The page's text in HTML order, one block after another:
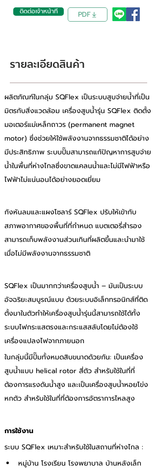
ติดต่อเจ้าหน้าที่ PDF
รายละเอียดสินค้า
ผลิตภัณฑ์ในกลุ่ม SQFlex เป็นระบบสูบจ่ายน้ำที่เป็น
มิตรกับสิ่งแวดล้อม เครื่องสูบน้ำรุ่น SQFlex ติดตั้ง
มอเตอร์แม่เหล็กถาวร (permanent magnet
motor) ซึ่งช่วยให้ใช้พลังงานจากธรรมชาติได้อย่าง
มีประสิทธิภาพ ระบบปั๊มสามารถแก้ปัญหาการสูบจ่าย
น้ำในพื้นที่ห่างไกลซึ่งขาดแคลนน้ำและไม่มีไฟฟ้าหรือ
ไฟฟ้าไม่แน่นอนได้อย่างยอดเยี่ยม
กังหันลมและแผงโซลาร์ SQFlex ปรับให้เข้ากับ
สภาพอากาศของพื้นที่ที่กำหนด แบตเตอรี่สำรอง
สามารถเก็บพลังงานส่วนเกินที่ผลิตขึ้นและนำมาใช้
เมื่อไม่มีพลังงานจากธรรมชาติ
SQFlex เป็นมากกว่าเครื่องสูบน้ำ – มันเป็นระบบ
อัจฉริยะสมบูรณ์แบบ ด้วยระบบอิเล็กทรอนิกส์ที่ติด
ตั้งมาในตัวทำให้เครื่องสูบน้ำรุ่นนี้สามารถใช้ได้ทั้ง
ระบบไฟกระแสตรงและกระแสสลับโดยไม่ต้องใช้
เครื่องแปลงไฟจากภายนอก
ในกลุ่มนี้มีปั๊มทั้งหมดสิบขนาดด้วยกัน: เป็นเครื่อง
สูบน้ำแบบ helical rotor สี่ตัว สำหรับใช้ในที่ที่
ต้องการแรงดันน้ำสูง และเป็นเครื่องสูบน้ำหอยโข่ง
หกตัว สำหรับใช้ในที่ที่ต้องการอัตราการไหลสูง
การใช้งาน
ระบบ SQFlex เหมาะสำหรับใช้ในสถานที่ห่างไกล :
หมู่บ้าน โรงเรียน โรงพยาบาล บ้านหลังเล็ก